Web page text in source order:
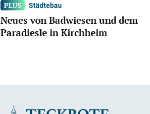
Städtebau
Neues von Badwiesen und dem
Paradiesle in Kirchheim